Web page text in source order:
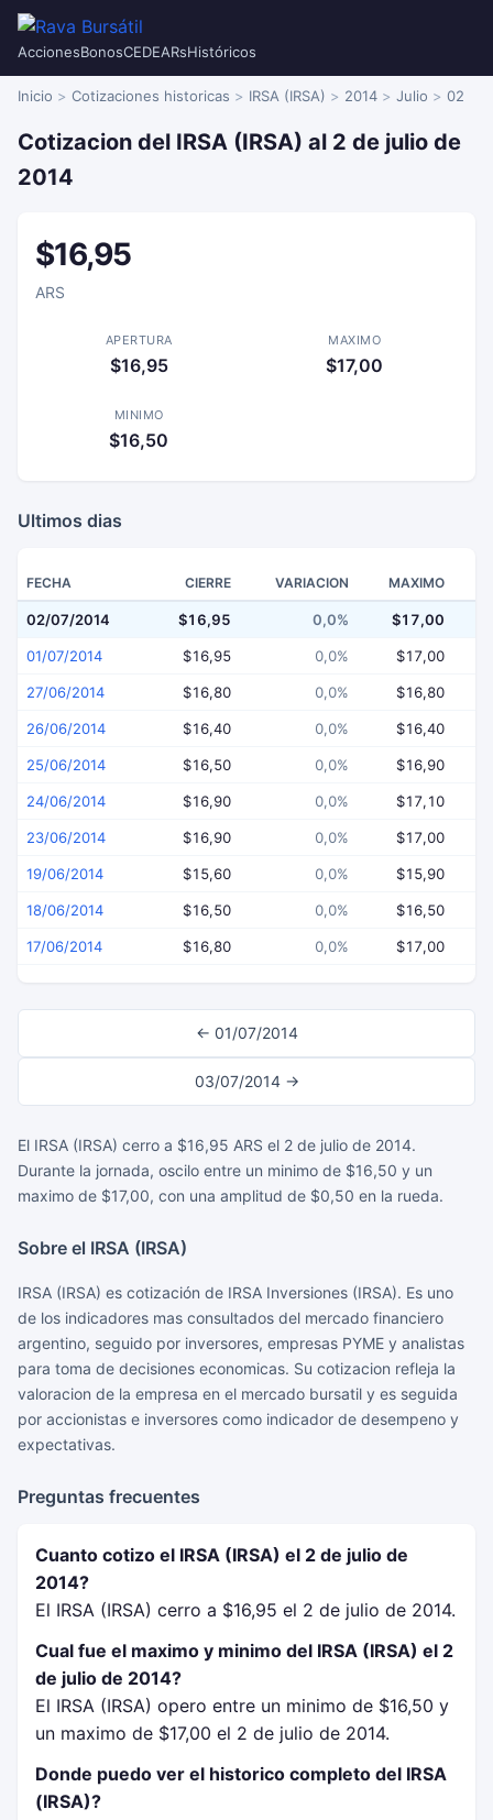
AccionesBonosCEDEARsHistóricos
Inicio Cotizaciones historicas IRSA (IRSA) 2014 Julio 02
Cotizacion del IRSA (IRSA) al 2 de julio de
2014
$16,95
ARS
APERTURA
$16,95
MAXIMO
$17,00
MINIMO
$16,50
Ultimos dias
FECHA CIERRE VARIACION MAXIMO
02/07/2014 $16,95 0,0% $17,00
01/07/2014 $16,95 0,0% $17,00
27/06/2014 $16,80 0,0% $16,80
26/06/2014 $16,40 0,0% $16,40
25/06/2014 $16,50 0,0% $16,90
24/06/2014 $16,90 0,0% $17,10
23/06/2014 $16,90 0,0% $17,00
19/06/2014 $15,60 0,0% $15,90
18/06/2014 $16,50 0,0% $16,50
17/06/2014 $16,80 0,0% $17,00
← 01/07/2014
03/07/2014 →
El IRSA (IRSA) cerro a $16,95 ARS el 2 de julio de 2014.
Durante la jornada, oscilo entre un minimo de $16,50 y un
maximo de $17,00, con una amplitud de $0,50 en la rueda.
Sobre el IRSA (IRSA)
IRSA (IRSA) es cotización de IRSA Inversiones (IRSA). Es uno
de los indicadores mas consultados del mercado financiero
argentino, seguido por inversores, empresas PYME y analistas
para toma de decisiones economicas. Su cotizacion refleja la
valoracion de la empresa en el mercado bursatil y es seguida
por accionistas e inversores como indicador de desempeno y
expectativas.
Preguntas frecuentes
Cuanto cotizo el IRSA (IRSA) el 2 de julio de
2014?
El IRSA (IRSA) cerro a $16,95 el 2 de julio de 2014.
Cual fue el maximo y minimo del IRSA (IRSA) el 2
de julio de 2014?
El IRSA (IRSA) opero entre un minimo de $16,50 y
un maximo de $17,00 el 2 de julio de 2014.
Donde puedo ver el historico completo del IRSA
(IRSA)?